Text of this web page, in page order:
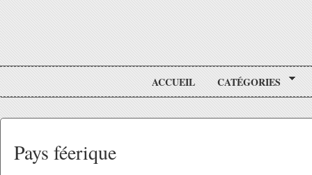
ACCUEIL CATÉGORIES
Pays féerique